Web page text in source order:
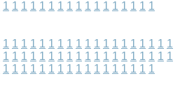
1 1 1 1 1 1 1 1 1 1 1 1 1 1 1 1 1
1 1 1 1 1 1 1 1 1 1 1 1 1 1 1 1 1 1 1
1 1 1 1 1 1 1 1 1 1 1 1 1 1 1 1 1 1 1
1 1 1 1 1 1 1 1 1 1 1 1 1 1 1 1 1